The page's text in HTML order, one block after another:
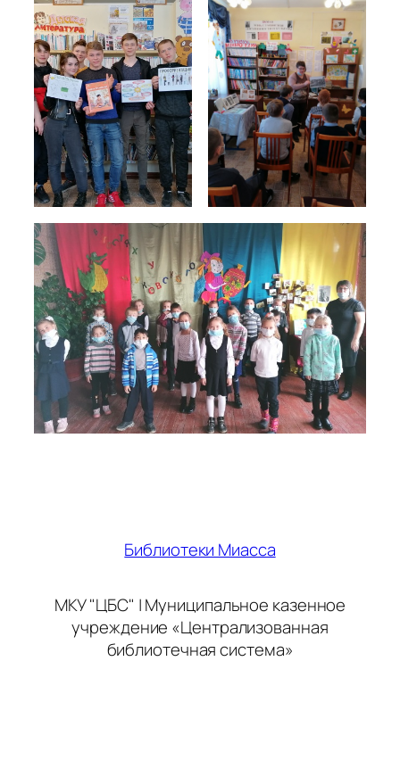
Библиотеки Миасса
МКУ "ЦБС" | Муниципальное казенное
учреждение «Централизованная
библиотечная система»